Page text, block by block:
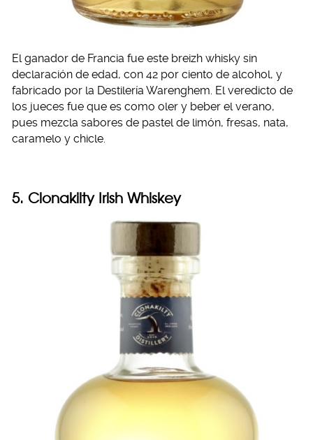
El ganador de Francia fue este breizh whisky sin
declaración de edad, con 42 por ciento de alcohol, y
fabricado por la Destilería Warenghem. El veredicto de
los jueces fue que es como oler y beber el verano,
pues mezcla sabores de pastel de limón, fresas, nata,
caramelo y chicle.
5. Clonakilty Irish Whiskey